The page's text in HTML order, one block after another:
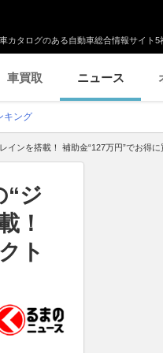
カタログのある自動車総合情報サイト5
車買取 ニュース
キング
ンを搭載！ 補助金“127万円”でお得
“ジ
！
ト